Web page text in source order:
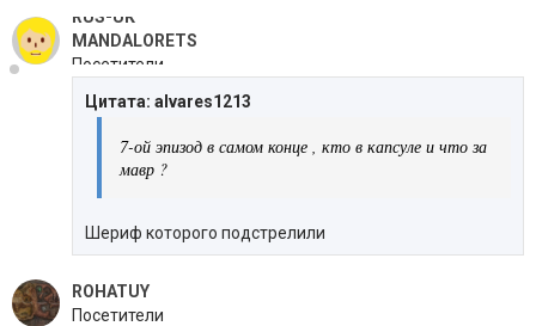
RUS-UK
MANDALORETS
Посетители
Цитата: alvares1213
7-ой эпизод в самом конце , кто в капсуле и что за
мавр ?
Шериф которого подстрелили
ROHATUY
Посетители